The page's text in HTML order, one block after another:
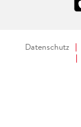
Datenschutz